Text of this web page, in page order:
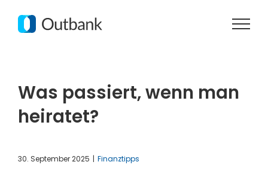
Inhalt
springen
Was passiert, wenn man
heiratet?
30. September 2025 | Finanztipps